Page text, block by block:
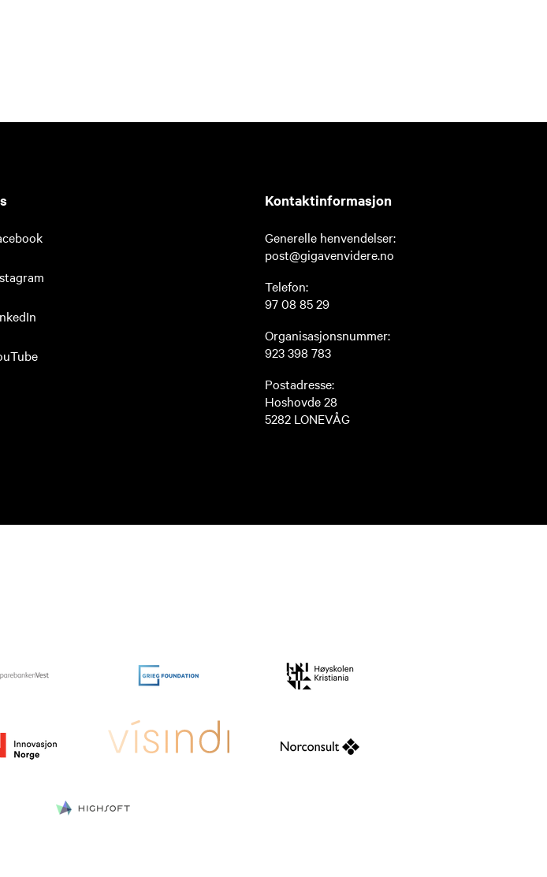
Kontaktinformasjon
Generelle henvendelser:
post@gigavenvidere.no
Telefon:
97 08 85 29
Organisasjonsnummer:
923 398 783
Postadresse:
Hoshovde 28
5282 LONEVÅG